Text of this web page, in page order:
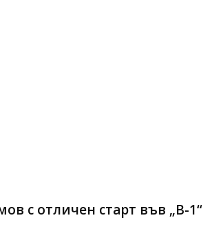
с отличен старт във „В-1“